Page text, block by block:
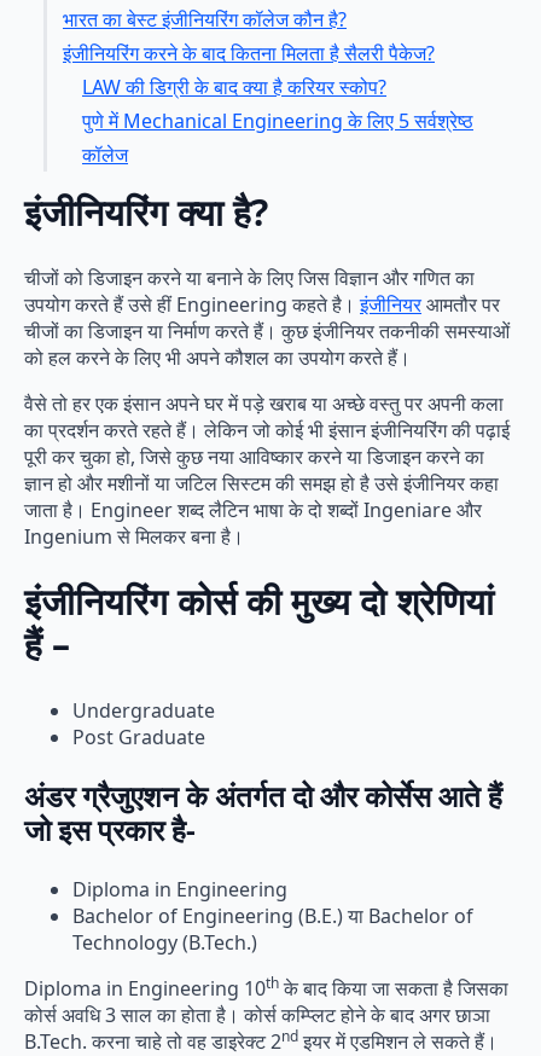
भारत का बेस्ट इंजीनियरिंग कॉलेज कौन है?
इंजीनियरिंग करने के बाद कितना मिलता है सैलरी पैकेज?
LAW की डिग्री के बाद क्या है करियर स्कोप?
पुणे में Mechanical Engineering के लिए 5 सर्वश्रेष्ठ
कॉलेज
इंजीनियरिंग क्या है?
चीजों को डिजाइन करने या बनाने के लिए जिस विज्ञान और गणित का
उपयोग करते हैं उसे हीं Engineering कहते है।इंजीनियरआमतौर पर
चीजों का डिजाइन या निर्माण करते हैं। कुछ इंजीनियर तकनीकी समस्याओं
को हल करने के लिए भी अपने कौशल का उपयोग करते हैं।
वैसे तो हर एक इंसान अपने घर में पड़े खराब या अच्छे वस्तु पर अपनी कला
का प्रदर्शन करते रहते हैं। लेकिन जो कोई भी इंसान इंजीनियरिंग की पढ़ाई
पूरी कर चुका हो, जिसे कुछ नया आविष्कार करने या डिजाइन करने का
ज्ञान हो और मशीनों या जटिल सिस्टम की समझ हो है उसे इंजीनियर कहा
जाता है। Engineer शब्द लैटिन भाषा के दो शब्दों Ingeniare और
Ingenium से मिलकर बना है।
इंजीनियरिंग कोर्स की मुख्य दो श्रेणियां
हैं –
Undergraduate
Post Graduate
अंडर ग्रैजुएशन के अंतर्गत दो और कोर्सेस आते हैं
जो इस प्रकार है-
Diploma in Engineering
Bachelor of Engineering (B.E.) या Bachelor of
Technology (B.Tech.)
Diploma in Engineering 10thके बाद किया जा सकता है जिसका
कोर्स अवधि 3 साल का होता है। कोर्स कम्प्लिट होने के बाद अगर छाञा
B.Tech. करना चाहे तो वह डाइरेक्ट 2ndइयर में एडमिशन ले सकते हैं।